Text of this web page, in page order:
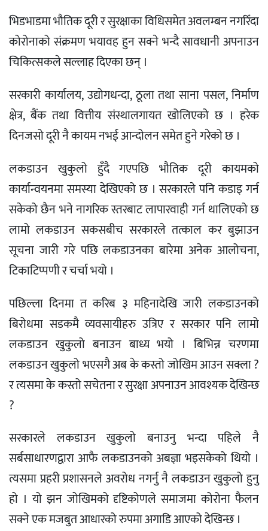
भिडभाडमा भौतिक दूरी र सुरक्षाका विधिसमेत अवलम्बन नगरिँदा
कोरोनाको संक्रमण भयावह हुन सक्ने भन्दै सावधानी अपनाउन
चिकित्सकले सल्लाह दिएका छन् ।
सरकारी कार्यालय, उद्योगधन्दा, ठूला तथा साना पसल, निर्माण
क्षेत्र, बैंक तथा वित्तीय संस्थालगायत खोलिएको छ । हरेक
दिनजसो दूरी नै कायम नभई आन्दोलन समेत हुने गरेको छ ।
लकडाउन खुकुलो हुँदै गएपछि भौतिक दूरी कायमको
कार्यान्वयनमा समस्या देखिएको छ । सरकारले पनि कडाइ गर्न
सकेको छैन भने नागरिक स्तरबाट लापारवाही गर्न थालिएको छ
लामो लकडाउन सकसबीच सरकारले तत्काल कर बुझाउन
सूचना जारी गरे पछि लकडाउनका बारेमा अनेक आलोचना,
टिकाटिप्पणी र चर्चा भयो ।
पछिल्ला दिनमा त करिब ३ महिनादेखि जारी लकडाउनको
बिरोधमा सडकमै व्यवसायीहरु उत्रिए र सरकार पनि लामो
लकडाउन खुकुलो बनाउन बाध्य भयो । बिभिन्न चरणमा
लकडाउन खुकुलो भएसगै अब के कस्तो जोखिम आउन सक्ला ?
र त्यसमा के कस्तो सचेतना र सुरक्षा अपनाउन आवश्यक देखिन्छ
?
सरकारले लकडाउन खुकुलो बनाउनु भन्दा पहिले नै
सर्बसाधारणद्वारा आफै लकडाउनको अबज्ञा भइसकेको थियो ।
त्यसमा प्रहरी प्रशासनले अवरोध नगर्नु नै लकडाउन खुकुलो हुनु
हो । यो झन जोखिमको दृष्टिकोणले समाजमा कोरोना फैलन
सक्ने एक मजबुत आधारको रुपमा अगाडि आएको देखिन्छ ।